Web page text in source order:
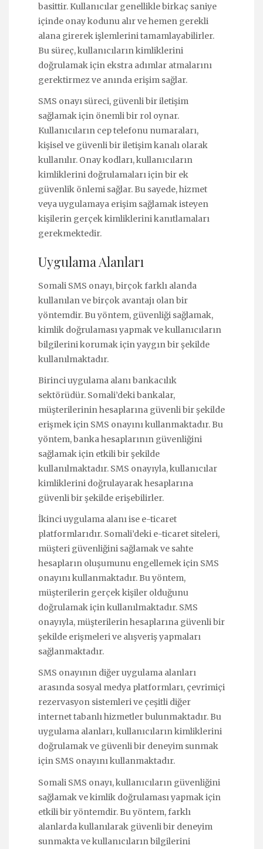
basittir. Kullanıcılar genellikle birkaç saniye
içinde onay kodunu alır ve hemen gerekli
alana girerek işlemlerini tamamlayabilirler.
Bu süreç, kullanıcıların kimliklerini
doğrulamak için ekstra adımlar atmalarını
gerektirmez ve anında erişim sağlar.
SMS onayı süreci, güvenli bir iletişim
sağlamak için önemli bir rol oynar.
Kullanıcıların cep telefonu numaraları,
kişisel ve güvenli bir iletişim kanalı olarak
kullanılır. Onay kodları, kullanıcıların
kimliklerini doğrulamaları için bir ek
güvenlik önlemi sağlar. Bu sayede, hizmet
veya uygulamaya erişim sağlamak isteyen
kişilerin gerçek kimliklerini kanıtlamaları
gerekmektedir.
Uygulama Alanları
Somali SMS onayı, birçok farklı alanda
kullanılan ve birçok avantajı olan bir
yöntemdir. Bu yöntem, güvenliği sağlamak,
kimlik doğrulaması yapmak ve kullanıcıların
bilgilerini korumak için yaygın bir şekilde
kullanılmaktadır.
Birinci uygulama alanı bankacılık
sektörüdür. Somali’deki bankalar,
müşterilerinin hesaplarına güvenli bir şekilde
erişmek için SMS onayını kullanmaktadır. Bu
yöntem, banka hesaplarının güvenliğini
sağlamak için etkili bir şekilde
kullanılmaktadır. SMS onayıyla, kullanıcılar
kimliklerini doğrulayarak hesaplarına
güvenli bir şekilde erişebilirler.
İkinci uygulama alanı ise e-ticaret
platformlarıdır. Somali’deki e-ticaret siteleri,
müşteri güvenliğini sağlamak ve sahte
hesapların oluşumunu engellemek için SMS
onayını kullanmaktadır. Bu yöntem,
müşterilerin gerçek kişiler olduğunu
doğrulamak için kullanılmaktadır. SMS
onayıyla, müşterilerin hesaplarına güvenli bir
şekilde erişmeleri ve alışveriş yapmaları
sağlanmaktadır.
SMS onayının diğer uygulama alanları
arasında sosyal medya platformları, çevrimiçi
rezervasyon sistemleri ve çeşitli diğer
internet tabanlı hizmetler bulunmaktadır. Bu
uygulama alanları, kullanıcıların kimliklerini
doğrulamak ve güvenli bir deneyim sunmak
için SMS onayını kullanmaktadır.
Somali SMS onayı, kullanıcıların güvenliğini
sağlamak ve kimlik doğrulaması yapmak için
etkili bir yöntemdir. Bu yöntem, farklı
alanlarda kullanılarak güvenli bir deneyim
sunmakta ve kullanıcıların bilgilerini